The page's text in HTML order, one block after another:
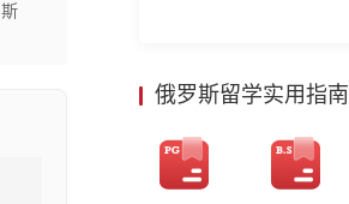
俄罗斯留学实用指南